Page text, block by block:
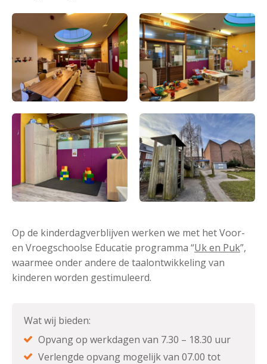
Op de kinderdagverblijven werken we met het Voor-
en Vroegschoolse Educatie programma “Uk en Puk”,
waarmee onder andere de taalontwikkeling van
kinderen worden gestimuleerd.
Wat wij bieden:
Opvang op werkdagen van 7.30 – 18.30 uur
Verlengde opvang mogelijk van 07.00 tot